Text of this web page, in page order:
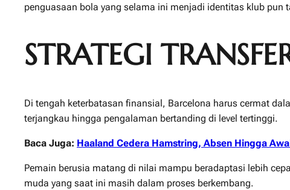
penguasaan bola yang selama ini menjadi identitas klub pun
STRATEGI
Di tengah keterbatasan finansial, Barcelona harus cermat
terjangkau hingga pengalaman bertanding di level tertinggi.
Baca Juga: Haaland Cedera Hamstring, Absen Hingga
Pemain berusia matang di nilai mampu beradaptasi lebih
muda yang saat ini masih dalam proses berkembang.